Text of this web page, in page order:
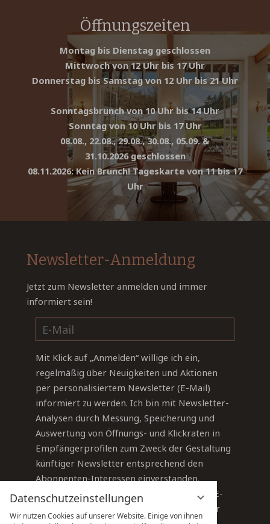
Datenschutzeinstellungen
Wir nutzen Cookies auf unserer Website. Einige von ihnen
Öffnungszeiten
Montag bis Dienstag geschlossen
Mittwoch von 12 Uhr bis 17 Uhr
Donnerstag bis Samstag von 12 Uhr bis 21 Uhr
Sonntagsbrunch von 10 Uhr bis 14 Uhr
Sonntag von 10 Uhr bis 17 Uhr
08.08., 22.08., 29.08., 30.08., 05.09. &
31.10.2026 geschlossen
08.11.2026: Kein Brunch! Tageskarte von 11 bis 17
Uhr
Newsletter-Anmeldung
Jetzt zum Newsletter anmelden und immer
informiert sein!
Mit Klick auf „Anmelden“ willige ich ein,
regelmäßig über Neuigkeiten und Aktionen
per personalisiertem Newsletter (E-Mail)
informiert zu werden. Ich bin mit Newsletter-
Analysen durch Messung, Speicherung und
Auswertung von Öffnungs- und Klickraten in
Empfängerprofilen zum Zweck der Gestaltung
künftiger Newsletter entsprechend den
Abonnenten-Interessen einverstanden.
Sie können Ihre Einwilligung jederzeit per E-
info@sauerland-stern-hotel.de
oder